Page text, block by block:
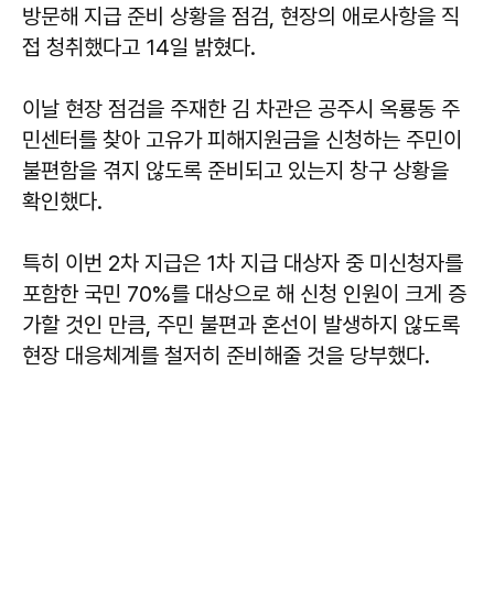
방문해 지급 준비 상황을 점검, 현장의 애로사항을 직
접 청취했다고 14일 밝혔다.
이날 현장 점검을 주재한 김 차관은 공주시 옥룡동 주
민센터를 찾아 고유가 피해지원금을 신청하는 주민이
불편함을 겪지 않도록 준비되고 있는지 창구 상황을
확인했다.
특히 이번 2차 지급은 1차 지급 대상자 중 미신청자를
포함한 국민 70%를 대상으로 해 신청 인원이 크게 증
가할 것인 만큼, 주민 불편과 혼선이 발생하지 않도록
현장 대응체계를 철저히 준비해줄 것을 당부했다.